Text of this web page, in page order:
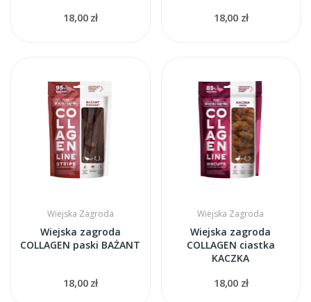
18,00 zł 18,00 zł
Wiejska Zagroda
Wiejska zagroda
COLLAGEN paski BAŻANT
18,00 zł
Wiejska Zagroda
Wiejska zagroda
COLLAGEN ciastka
KACZKA
18,00 zł